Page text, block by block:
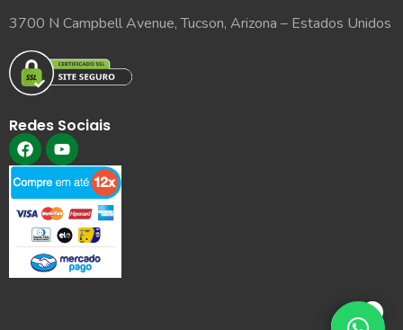
0
3700 N Campbell Avenue, Tucson, Arizona – Estados Unidos
Redes Sociais